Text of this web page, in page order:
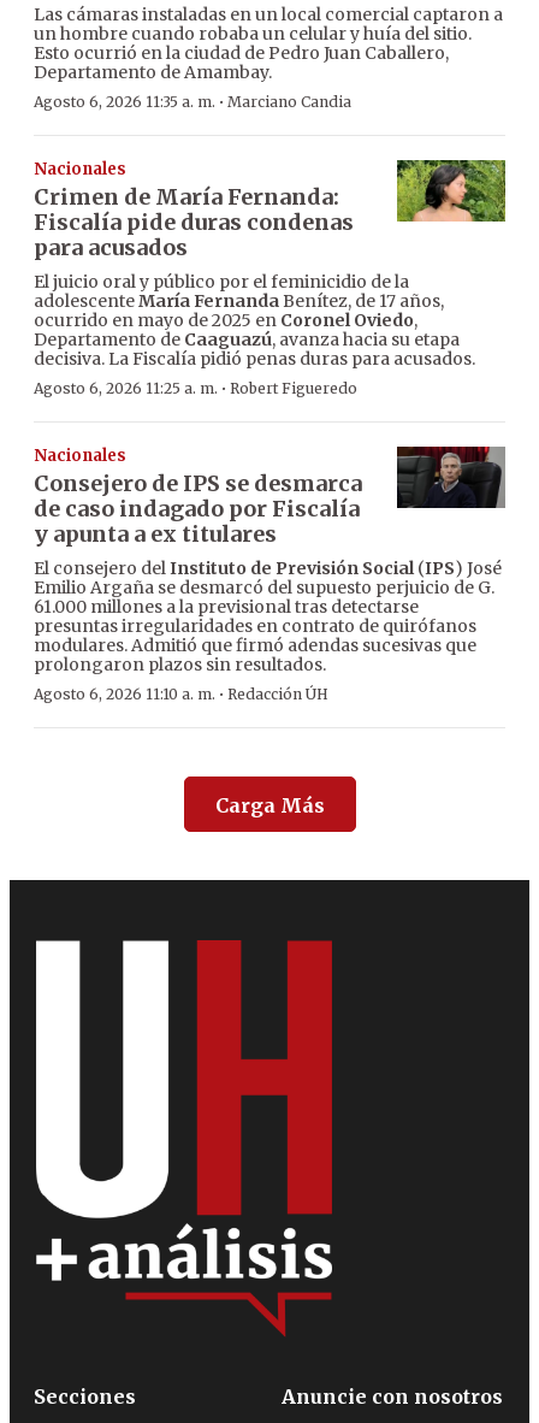
Las cámaras instaladas en un local comercial captaron a
un hombre cuando robaba un celular y huía del sitio.
Esto ocurrió en la ciudad de Pedro Juan Caballero,
Departamento de Amambay.
Agosto 6, 2026 11:35 a. m. · Marciano Candia
Nacionales
Crimen de María Fernanda:
Fiscalía pide duras condenas
para acusados
El juicio oral y público por el feminicidio de la
adolescenteMaría FernandaBenítez, de 17 años,
ocurrido en mayo de 2025 en Coronel Oviedo,
Departamento de Caaguazú, avanza hacia su etapa
decisiva. La Fiscalía pidió penas duras para acusados.
Agosto 6, 2026 11:25 a. m. · Robert Figueredo
Nacionales
Consejero de IPS se desmarca
de caso indagado por Fiscalía
y apunta a ex titulares
El consejero delInstituto de Previsión Social(IPS) José
Emilio Argaña se desmarcó del supuesto perjuicio de G.
61.000 millones a la previsional tras detectarse
presuntas irregularidades en contrato de quirófanos
modulares. Admitió que firmó adendas sucesivas que
prolongaron plazos sin resultados.
Agosto 6, 2026 11:10 a. m. · Redacción ÚH
Carga Más
Secciones
Anuncie con nosotros